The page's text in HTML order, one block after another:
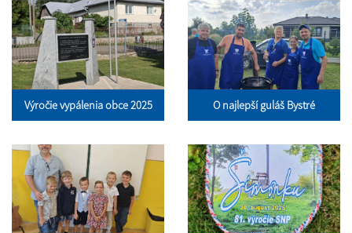
Výročie vypálenia obce 2025 O najlepší guláš Bystré